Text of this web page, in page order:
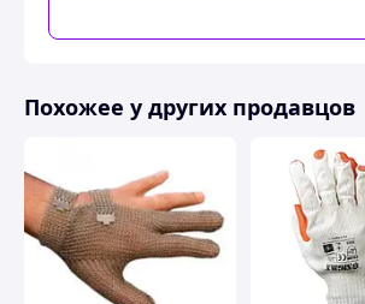
строительные и монтажные работы;
слесарные работы и ремонтные
сантехнические работы, прокладка
Соответствуют стандартам: ДСТУ EN
Уважаемые покупатели, просим
указаны для ознакомления и могут
осуществляться при наличии
Похожее у других продавцов